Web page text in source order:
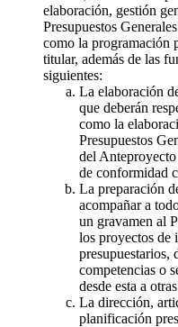
elaboración, gestión
Presupuestos
como la programación
titular, además de las
siguientes:
La elaboración
que deberán
como la
Presupuestos
del
de conformidad
La preparación
acompañar a
un gravamen al
los proyectos de
presupuestarios,
competencias o
desde esta a
La dirección,
planificación